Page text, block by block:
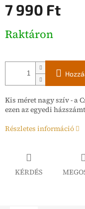
7 990 Ft
Raktáron
Kis méret nagy szív - a
ezen az egyedi
Részletes információ
KÉRDÉS